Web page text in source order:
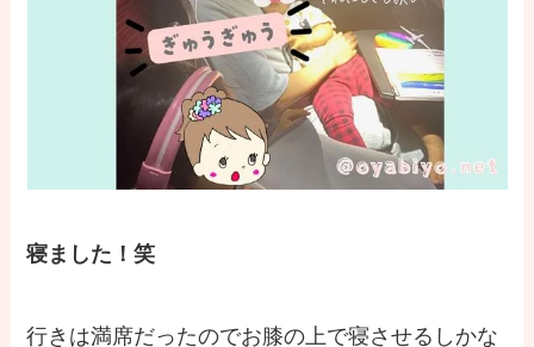
寝ました！笑
行きは満席だったのでお膝の上で寝させるしかな